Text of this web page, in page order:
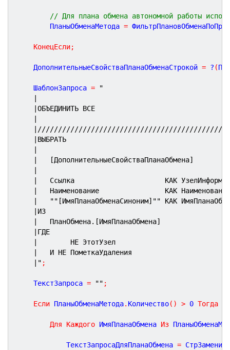
// Для плана обмена автономной работы
		ПланыОбменаМетода
=
КонецЕсли;
	ДополнительныеСвойстваПланаОбменаСтрокой
= ? (
	ШаблонЗапроса
=
"
|
|ОБЪЕДИНИТЬ ВСЕ
|
|ВЫБРАТЬ
|
|	[ДополнительныеСвойстваПланаОбмена]
|
|	Ссылка                      КАК
|	Наименование                КАК
"" [ИмяПланаОбменаСиноним] "" КАК
|ИЗ
|	ПланОбмена.[ИмяПланаОбмена]
|ГДЕ
|	     НЕ ЭтотУзел
|	И НЕ ПометкаУдаления
|" ;
	ТекстЗапроса
= "" ;
Если ПланыОбменаМетода. Количество( ) > 0 Тогда
Для Каждого ИмяПланаОбмена Из
			ТекстЗапросаДляПланаОбмена
= СтрЗаменить